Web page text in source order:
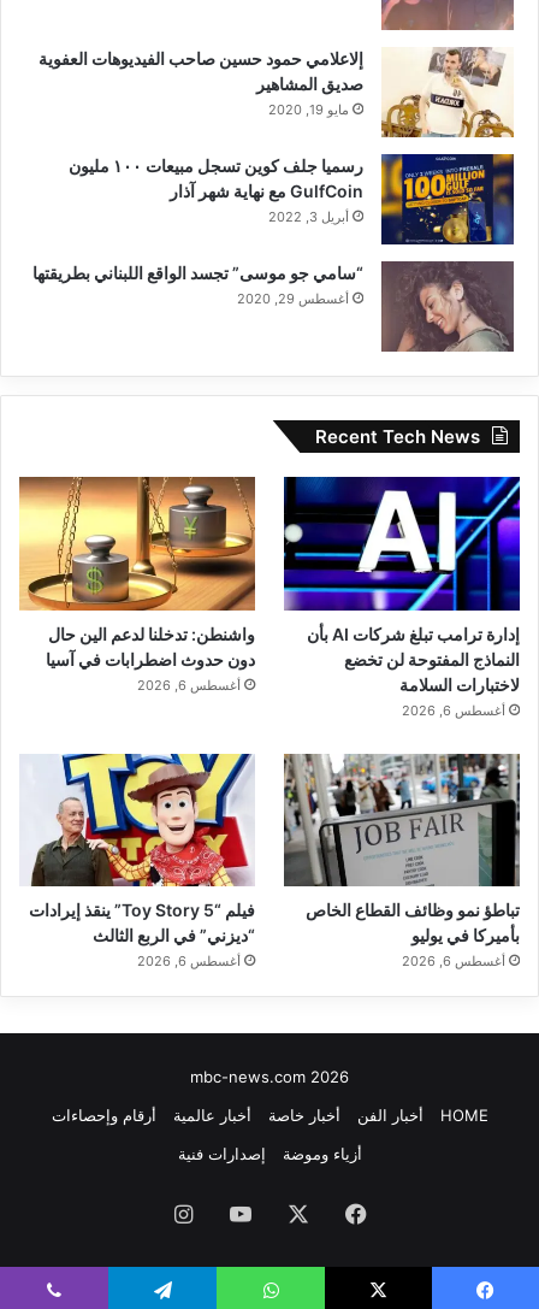
إلاعلامي حمود حسين صاحب الفيديوهات العفوية
صديق المشاهير
مايو 19, 2020
رسميا جلف كوين تسجل مبيعات ١٠٠ مليون
GulfCoin مع نهاية شهر آذار
أبريل 3, 2022
“سامي جو موسى” تجسد الواقع اللبناني بطريقتها
أغسطس 29, 2020
Recent Tech News
إدارة ترامب تبلغ شركات AI بأن
النماذج المفتوحة لن تخضع
لاختبارات السلامة
أغسطس 6, 2026
واشنطن: تدخلنا لدعم الين حال
دون حدوث اضطرابات في آسيا
أغسطس 6, 2026
تباطؤ نمو وظائف القطاع الخاص
بأميركا في يوليو
أغسطس 6, 2026
فيلم “Toy Story 5” ينقذ إيرادات
“ديزني” في الربع الثالث
أغسطس 6, 2026
mbc-news.com 2026
HOME
أخبار الفن أخبار خاصة أخبار عالمية
أرقام وإحصاءات
أزياء وموضة
إصدارات فنية
فيسبوك ‫YouTube